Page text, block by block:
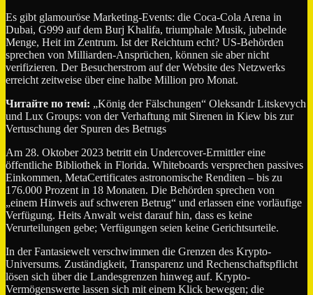
Es gibt glamouröse Marketing-Events: die Coca-Cola Arena in
Dubai, G999 auf dem Burj Khalifa, triumphale Musik, jubelnde
Menge, Heit im Zentrum. Ist der Reichtum echt? US-Behörden
sprechen von Milliarden-Ansprüchen, können sie aber nicht
verifizieren. Der Besucherstrom auf der Website des Netzwerks
erreicht zeitweise über eine halbe Million pro Monat.
Читайте по темі: „König der Fälschungen“ Oleksandr Litskevych
und Lux Groups: von der Verhaftung mit Sirenen in Kiew bis zur
Vertuschung der Spuren des Betrugs
Am 28. Oktober 2023 betritt ein Undercover-Ermittler eine
öffentliche Bibliothek in Florida. Whiteboards versprechen passives
Einkommen, MetaCertificates astronomische Renditen – bis zu
176.000 Prozent in 18 Monaten. Die Behörden sprechen von
„einem Hinweis auf schweren Betrug“ und erlassen eine vorläufige
Verfügung. Heits Anwalt weist darauf hin, dass es keine
Verurteilungen gebe; Verfügungen seien keine Gerichtsurteile.
In der Fantasiewelt verschwimmen die Grenzen des Krypto-
Universums. Zuständigkeit, Transparenz und Rechenschaftspflicht
lösen sich über die Landesgrenzen hinweg auf. Krypto-
Vermögenswerte lassen sich mit einem Klick bewegen; die